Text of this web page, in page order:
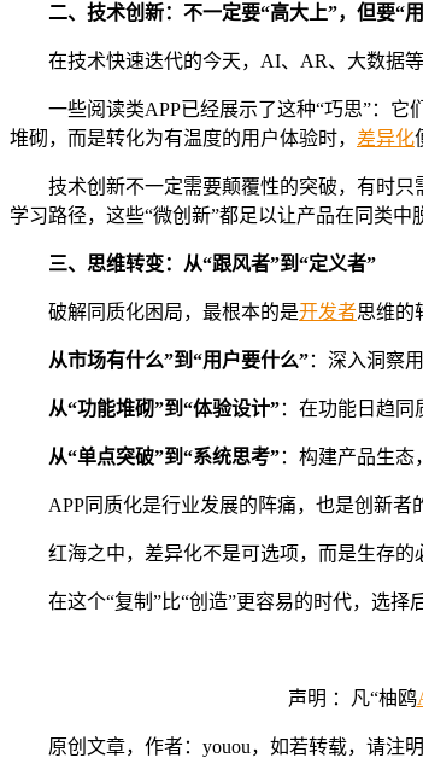
二、 技术创新：不一定要“高大上”，但要“
在技术快速迭代的今天，AI、AR、大数据
一些阅读类APP已经展示了这种“巧思”：
堆砌，而是转化为有温度的用户体验时， 差异化
技术创新不一定需要颠覆性的突破，有时
学习路径，这些“微创新”都足以让产品在同类中
三、 思维转变：从“跟风者”到“定义者”
破解同质化困局，最根本的是开发者思维的
从市场有什么”到“用户要什么”：深入洞察
从“功能堆砌”到“体验设计”：在功能日趋同
从“单点突破”到“系统思考”：构建产品生态
APP同质化是行业发展的阵痛，也是创新
红海之中，差异化不是可选项，而是生存
在这个“复制”比“创造”更容易的时代，选
声明 ：凡“柚鸥
原创文章，作者：youou，如若转载，请注明